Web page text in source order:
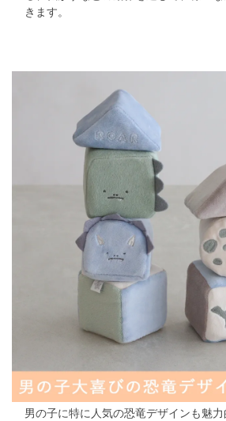
きます。
男の子に特に人気の恐竜デザインも魅力